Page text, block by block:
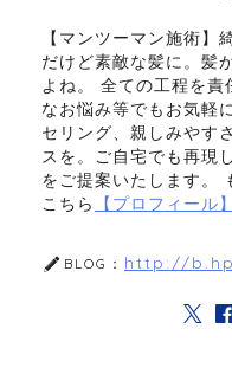
【マンツーマン施術
だけど素敵な髪に。髪
よね。 全ての工程を責
なお悩み等でもお気軽
セリング、親しみやす
スを。ご自宅でも再現
をご提案いたします。
こちら
【プロフィール】
BLOG： http://